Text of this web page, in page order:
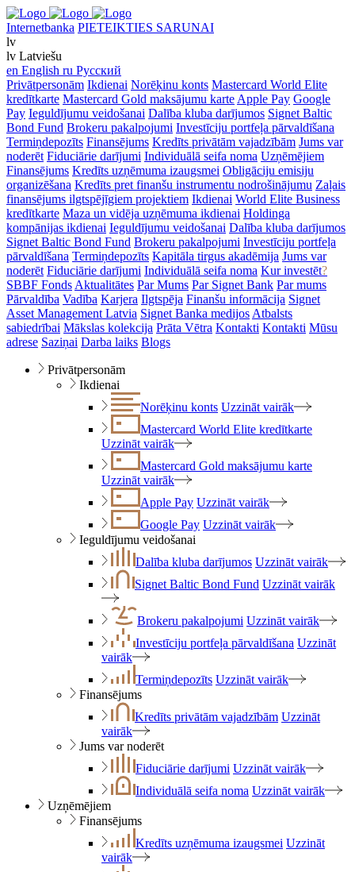
Internetbanka PIETEIKTIES SARUNAI
lv
lv Latviešu
en English ru Русский
Privātpersonām Ikdienai Norēķinu konts Mastercard World Elite
kredītkarte Mastercard Gold maksājumu karte Apple Pay Google
Pay Ieguldījumu veidošanai Dalība kluba darījumos Signet Baltic
Bond Fund Brokeru pakalpojumi Investīciju portfeļa pārvaldīšana
Termiņdepozīts Finansējums Kredīts privātām vajadzībām Jums var
noderēt Fiduciārie darījumi Individuālā seifa noma Uzņēmējiem
Finansējums Kredīts uzņēmuma izaugsmei Obligāciju emisiju
organizēšana Kredīts pret finanšu instrumentu nodrošinājumu Zaļais
finansējums ilgtspējīgiem projektiem Ikdienai World Elite Business
kredītkarte Maza un vidēja uzņēmuma ikdienai Holdinga
kompānijas ikdienai Ieguldījumu veidošanai Dalība kluba darījumos
Signet Baltic Bond Fund Brokeru pakalpojumi Investīciju portfeļa
pārvaldīšana Termiņdepozīts Kapitāla tirgus akadēmija Jums var
noderēt Fiduciārie darījumi Individuālā seifa noma Kur investēt?
SBBF Fonds Aktualitātes Par Mums Par Signet Bank Par mums
Pārvaldība Vadība Karjera Ilgtspēja Finanšu informācija Signet
Asset Management Latvia Signet Banka medijos Atbalsts
sabiedrībai Mākslas kolekcija Prāta Vētra Kontakti Kontakti Mūsu
adrese Saziņai Darba laiks Blogs
Privātpersonām
Ikdienai
Norēķinu konts Uzzināt vairāk
Mastercard World Elite kredītkarte
Uzzināt vairāk
Mastercard Gold maksājumu karte
Uzzināt vairāk
Apple Pay Uzzināt vairāk
Google Pay Uzzināt vairāk
Ieguldījumu veidošanai
Dalība kluba darījumos Uzzināt vairāk
Signet Baltic Bond Fund Uzzināt vairāk
Brokeru pakalpojumi Uzzināt vairāk
Investīciju portfeļa pārvaldīšana Uzzināt
vairāk
Termiņdepozīts Uzzināt vairāk
Finansējums
Kredīts privātām vajadzībām Uzzināt
vairāk
Jums var noderēt
Fiduciārie darījumi Uzzināt vairāk
Individuālā seifa noma Uzzināt vairāk
Uzņēmējiem
Finansējums
Kredīts uzņēmuma izaugsmei Uzzināt
vairāk